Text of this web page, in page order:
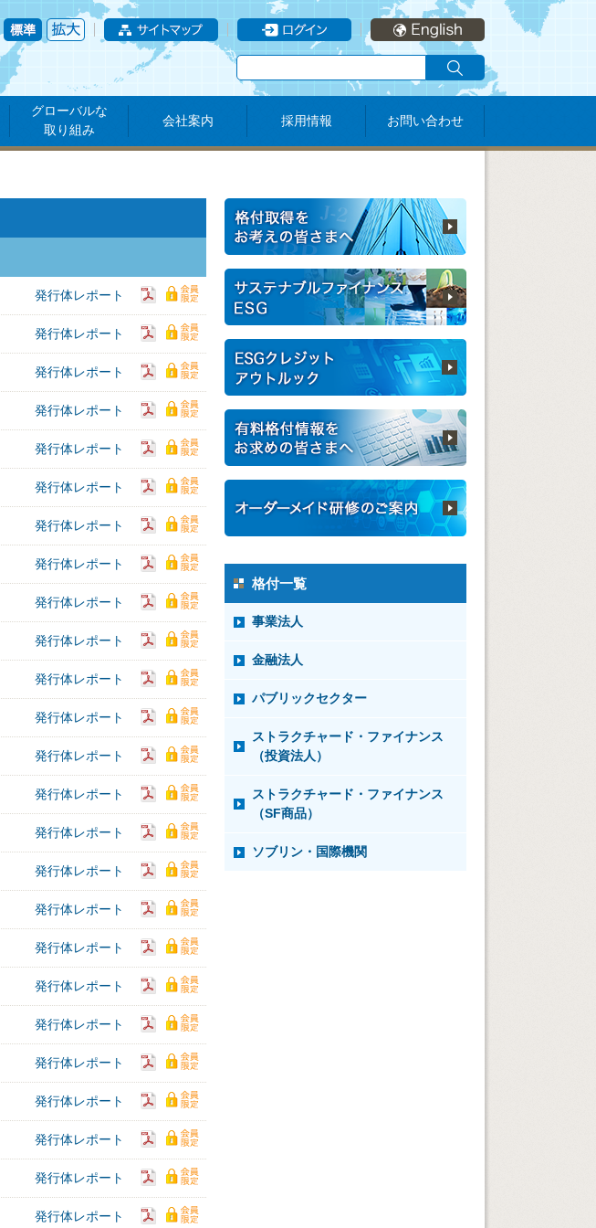
グローバルな
取り組み
会社案内 採用情報 お問い合わせ
発行体レポート
発行体レポート
発行体レポート
発行体レポート
発行体レポート
発行体レポート
発行体レポート
発行体レポート
発行体レポート
発行体レポート
発行体レポート
発行体レポート
発行体レポート
発行体レポート
発行体レポート
発行体レポート
発行体レポート
発行体レポート
発行体レポート
発行体レポート
発行体レポート
発行体レポート
発行体レポート
発行体レポート
発行体レポート
格付一覧
事業法人
金融法人
パブリックセクター
ストラクチャード・ファイナンス
（投資法人）
ストラクチャード・ファイナンス
（SF商品）
ソブリン・国際機関